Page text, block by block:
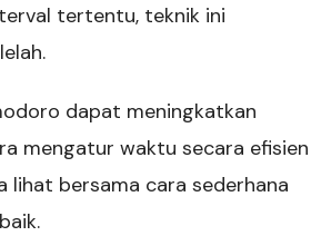
tertentu, teknik ini
dapat meningkatkan
mengatur waktu secara efisien
lihat bersama cara sederhana